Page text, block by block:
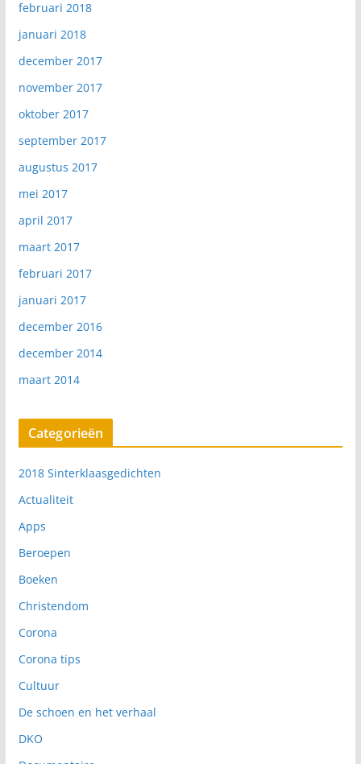
februari 2018
januari 2018
december 2017
november 2017
oktober 2017
september 2017
augustus 2017
mei 2017
april 2017
maart 2017
februari 2017
januari 2017
december 2016
december 2014
maart 2014
Categorieën
2018 Sinterklaasgedichten
Actualiteit
Apps
Beroepen
Boeken
Christendom
Corona
Corona tips
Cultuur
De schoen en het verhaal
DKO